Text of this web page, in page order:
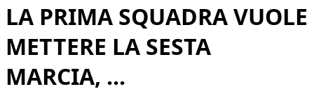
LA PRIMA SQUADRA VUOLE
METTERE LA SESTA
MARCIA, ...